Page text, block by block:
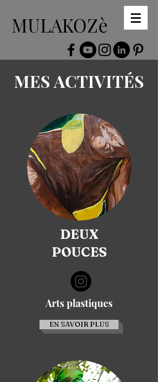
MULAKOZè
MES ACTIVITÉS
DEUX
POUCES
Arts plastiques
EN SAVOIR PLUS